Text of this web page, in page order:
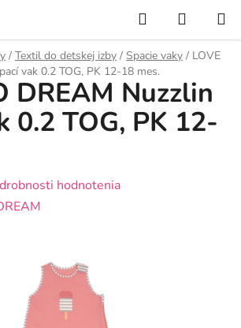
Hľadať
KOŠÍK
/ Textil do detskej izby / Spacie vaky / LOVE
vak 0.2 TOG, PK 12-18 mes.
DREAM Nuzzlin
0.2 TOG, PK 12-
hodnotenia